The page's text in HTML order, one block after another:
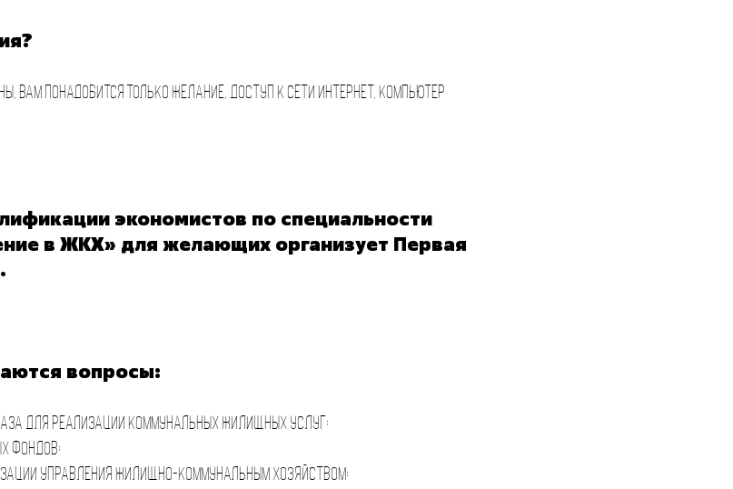
вам понадобится только желание, доступ к сети интернет, компьютер
экономистов по специальности
в ЖКХ» для желающих организует Первая
вопросы:
для реализации коммунальных жилищных услуг;
фондов;
управления жилищно-коммунальным хозяйством;